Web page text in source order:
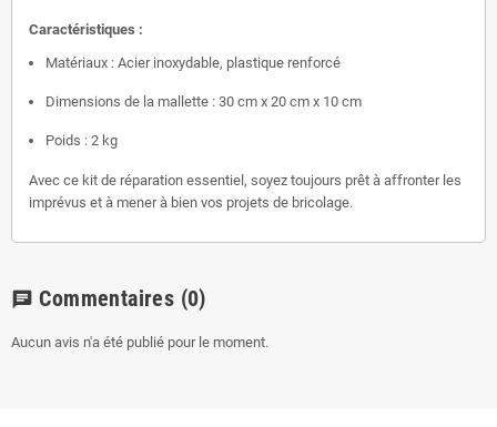
Caractéristiques :
Matériaux : Acier inoxydable, plastique renforcé
Dimensions de la mallette : 30 cm x 20 cm x 10 cm
Poids : 2 kg
Avec ce kit de réparation essentiel, soyez toujours prêt à affronter les
imprévus et à mener à bien vos projets de bricolage.
chat Commentaires (0)
Aucun avis n'a été publié pour le moment.